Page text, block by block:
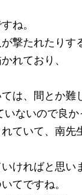
ね。
撃たれたりす
れており、
は、間とか難
ないので良か
ていて、南先
ければと思い
てですね。